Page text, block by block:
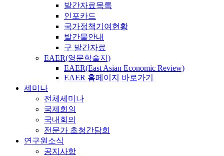
발간자료목록
인포카드
국가정책기여현황
발간물안내
구 발간자료
EAER(영문학술지)
EAER(East Asian Economic Review)
EAER 홈페이지 바로가기
세미나
전체세미나
국제회의
국내회의
전문가 초청간담회
연구원소식
공지사항